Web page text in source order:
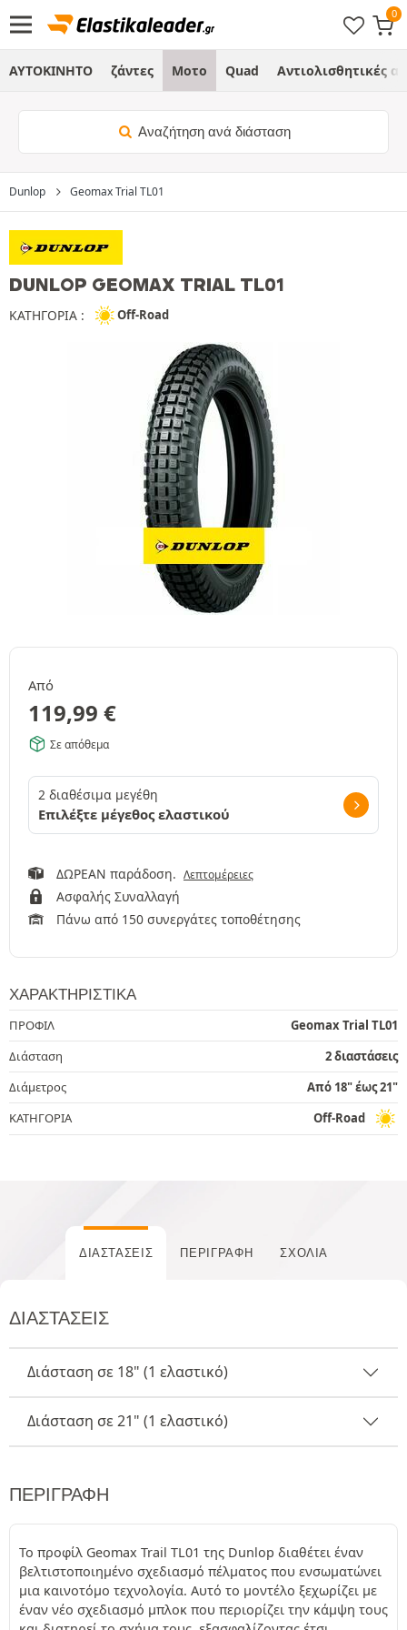
ΑΥΤΟΚΙΝΗΤΟ ζάντες Μοτο Quad Αντιολισθητικές
Αναζήτηση ανά διάσταση
Dunlop Geomax Trial TL01
DUNLOP GEOMAX TRIAL TL01
ΚΑΤΗΓΟΡΙΑ : Off-Road
Από
119,99 €
Σε απόθεμα
2 διαθέσιμα μεγέθη
Επιλέξτε μέγεθος ελαστικού
ΔΩΡΕΑΝ παράδοση. Λεπτομέρειες
Ασφαλής Συναλλαγή
Πάνω από 150 συνεργάτες τοποθέτησης
ΧΑΡΑΚΤΗΡΙΣΤΙΚΆ
ΠΡΟΦΙΛ
Geomax Trial TL01
Διάσταση
2 διαστάσεις
Διάμετρος
Από 18" έως 21"
ΚΑΤΗΓΟΡΙΑ
Off-Road
ΔΙΑΣΤΆΣΕΙΣ ΠΕΡΙΓΡΑΦΉ ΣΧΌΛΙΑ
ΔΙΑΣΤΆΣΕΙΣ
Διάσταση σε 18" (1 ελαστικό)
Διάσταση σε 21" (1 ελαστικό)
ΠΕΡΙΓΡΑΦΉ
Το προφίλ Geomax Trail TL01 της Dunlop διαθέτει έναν
βελτιστοποιημένο σχεδιασμό πέλματος που ενσωματώνει
μια καινοτόμο τεχνολογία. Αυτό το μοντέλο ξεχωρίζει με
έναν νέο σχεδιασμό μπλοκ που περιορίζει την κάμψη τους